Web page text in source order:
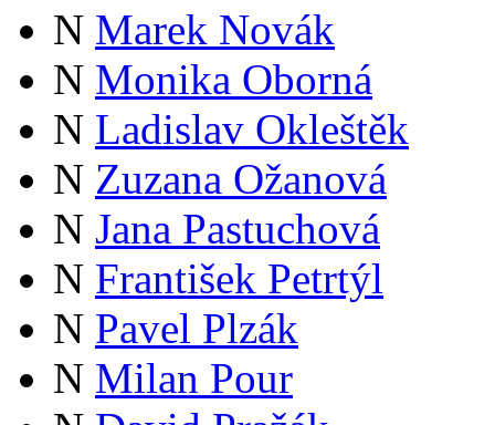
N Marek Novák
N Monika Oborná
N Ladislav Okleštěk
N Zuzana Ožanová
N Jana Pastuchová
N František Petrtýl
N Pavel Plzák
N Milan Pour